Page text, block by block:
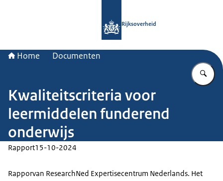
Rijksoverheid
Home Documenten
Kwaliteitscriteria voor
leermiddelen funderend
onderwijs
Rapport15-10-2024
Rapporvan ResearchNed Expertisecentrum Nederlands. Het